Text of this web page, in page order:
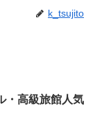
k_tsujito
・高級旅館人気